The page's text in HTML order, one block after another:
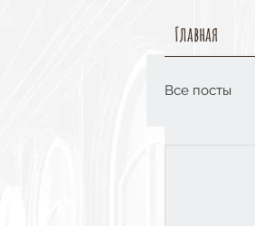
Главная
Все посты